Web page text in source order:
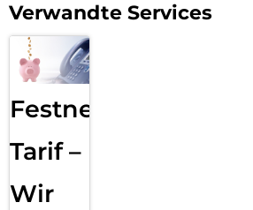
Verwandte Services
Festnetz
Tarif –
Wir